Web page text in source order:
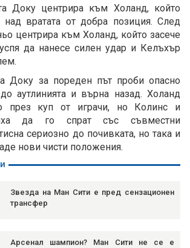
Доку центрира към Холанд, който
над вратата от добра позиция. След
центрира към Холанд, който засече
да нанесе силен удар и Келъхър
Доку за пореден път проби опасно
аутлинията и върна назад. Холанд
през куп от играчи, но Колинс и
да го спрат със съвместни
сериозно до почивката, но така и
нови чисти положения.
Звезда на Ман Сити е пред сензационен
трансфер
Арсенал шампион? Ман Сити не се е